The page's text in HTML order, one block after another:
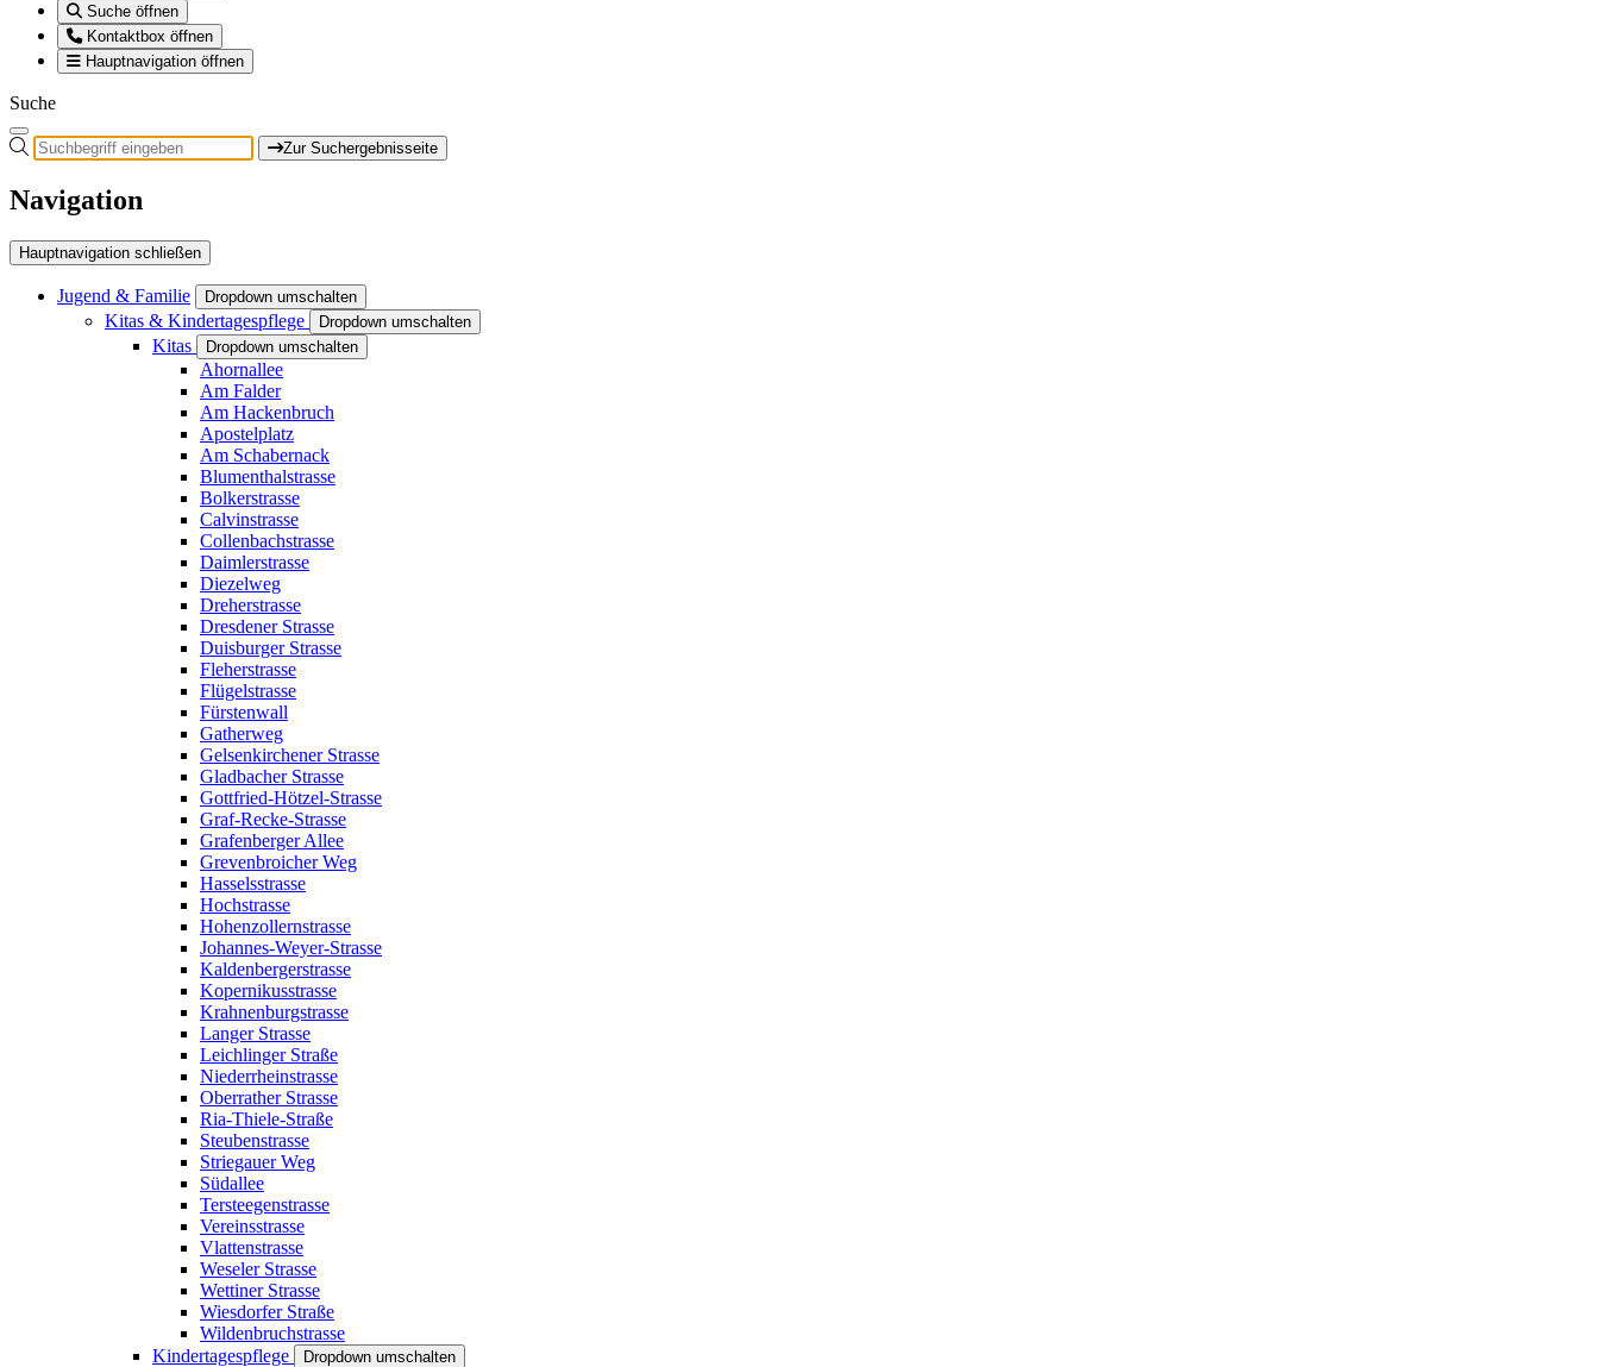
Suche öffnen
Kontaktbox öffnen
Hauptnavigation öffnen
Suche
Zur Suchergebnisseite
Navigation
Hauptnavigation schließen
Jugend & Familie Dropdown umschalten
Kitas & Kindertagespflege Dropdown umschalten
Kitas Dropdown umschalten
Ahornallee
Am Falder
Am Hackenbruch
Apostelplatz
Am Schabernack
Blumenthalstrasse
Bolkerstrasse
Calvinstrasse
Collenbachstrasse
Daimlerstrasse
Diezelweg
Dreherstrasse
Dresdener Strasse
Duisburger Strasse
Fleherstrasse
Flügelstrasse
Fürstenwall
Gatherweg
Gelsenkirchener Strasse
Gladbacher Strasse
Gottfried-Hötzel-Strasse
Graf-Recke-Strasse
Grafenberger Allee
Grevenbroicher Weg
Hasselsstrasse
Hochstrasse
Hohenzollernstrasse
Johannes-Weyer-Strasse
Kaldenbergerstrasse
Kopernikusstrasse
Krahnenburgstrasse
Langer Strasse
Leichlinger Straße
Niederrheinstrasse
Oberrather Strasse
Ria-Thiele-Straße
Steubenstrasse
Striegauer Weg
Südallee
Tersteegenstrasse
Vereinsstrasse
Vlattenstrasse
Weseler Strasse
Wettiner Strasse
Wiesdorfer Straße
Wildenbruchstrasse
Kindertagespflege
Dropdown umschalten